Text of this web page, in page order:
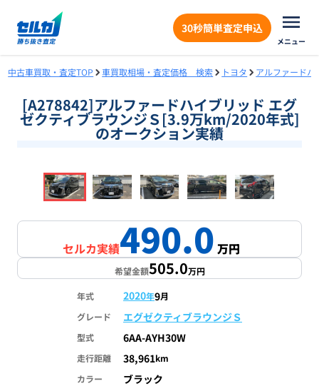
30秒簡単査定申込
メニュー
中古車買取・査定TOP 車買取相場・査定価格 検索 トヨタ アルファードハ
[A278842]アルファードハイブリッド エグ
ゼクティブラウンジＳ[3.9万km/2020年式]
のオークション実績
1/18
セルカ実績490.0万円
希望金額505.0万円
年式 2020年9月
グレード
エグゼクティブラウンジＳ
型式 6AA-AYH30W
走行距離 38,961km
カラー
ブラック